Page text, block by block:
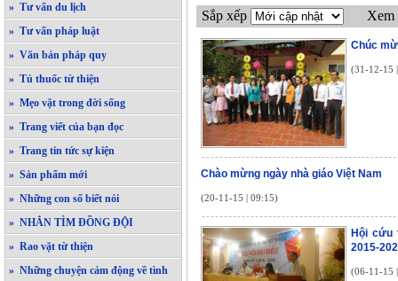
» Tư vấn du lịch
» Tư vấn pháp luật
» Văn bản pháp quy
» Tủ thuốc từ thiện
» Mẹo vặt trong đời sống
» Trang viết của bạn đọc
» Trang tin tức sự kiện
» Sản phẩm mới
» Những con số biết nói
» NHẮN TÌM ĐỒNG ĐỘI
» Rao vặt từ thiện
» Những chuyện cảm động về tình
Sắp xếp Xem
Chúc
(31-12-15
Chào mừng ngày nhà giáo Việt Nam
(20-11-15 | 09:15)
Hội cứu
2015-
(06-11-15